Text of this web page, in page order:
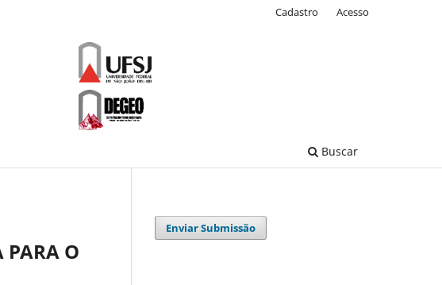
Buscar
Cadastro Acesso
PARA O
Enviar Submissão